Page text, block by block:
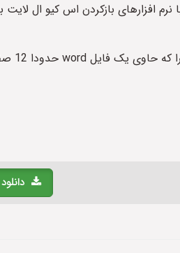
افزارهای بازکردن اس کیو ال